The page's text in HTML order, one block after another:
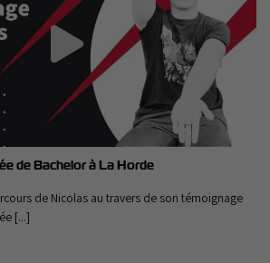
de Bachelor à La Horde
de Nicolas au travers de son témoignage
[...]